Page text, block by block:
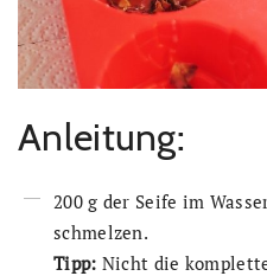
Anleitung:
200 g der Seife im
schmelzen.
Tipp: Nicht die